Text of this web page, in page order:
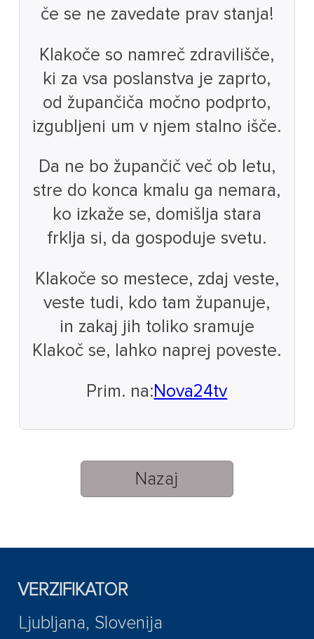
če se ne zavedate prav stanja!
Klakoče so namreč zdravilišče,
ki za vsa poslanstva je zaprto,
od župančiča močno podprto,
izgubljeni um v njem stalno išče.
Da ne bo župančič več ob letu,
stre do konca kmalu ga nemara,
ko izkaže se, domišlja stara
frklja si, da gospoduje svetu.
Klakoče so mestece, zdaj veste,
veste tudi, kdo tam županuje,
in zakaj jih toliko sramuje
Klakoč se, lahko naprej poveste.
Prim. na: Nova24tv
Nazaj
VERZIFIKATOR
Ljubljana, Slovenija